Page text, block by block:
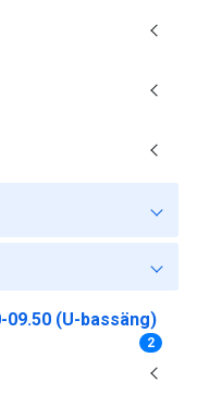
09.50 (U-bassäng)
2